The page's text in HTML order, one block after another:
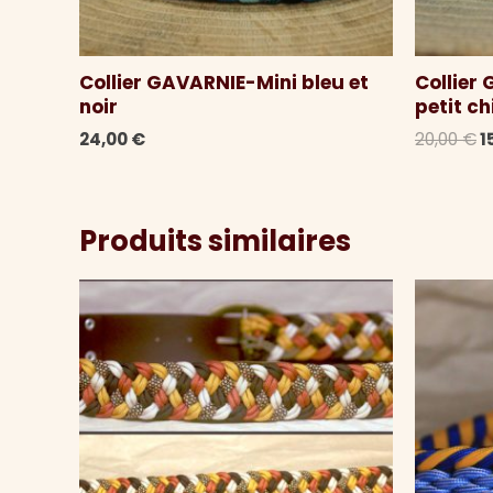
Collier GAVARNIE-Mini bleu et
noir
24,00€
Collier
petit
20,00€
Produits similaires